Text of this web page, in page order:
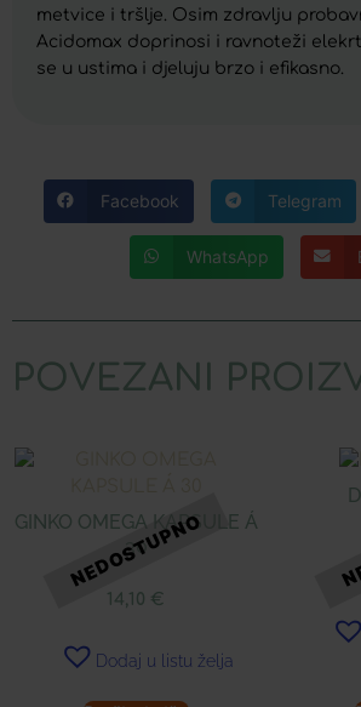
metvice i tršlje. Osim zdravlju
Acidomax doprinosi i ravnoteži
se u ustima i djeluju brzo i efikasno.
Facebook Telegram
WhatsApp
POVEZANI
GINKO OMEGA KAPSULE Á
30
14,10 €
Dodaj u listu želja